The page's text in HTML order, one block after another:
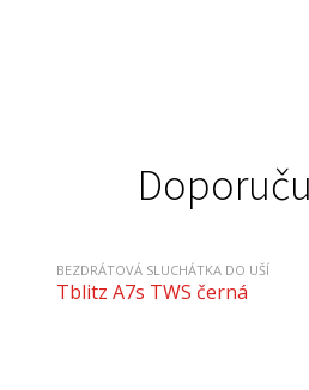
BEZDRÁTOVÁ SLUCHÁTKA DO UŠÍ
Tblitz A7s TWS černá